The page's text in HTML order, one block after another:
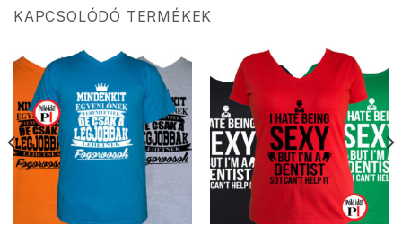
KAPCSOLÓDÓ TERMÉKEK